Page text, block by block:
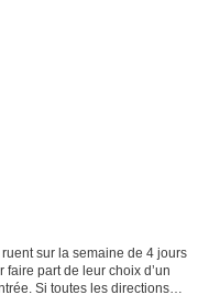
sur la semaine de 4 jours
part de leur choix d’un
Si toutes les directions